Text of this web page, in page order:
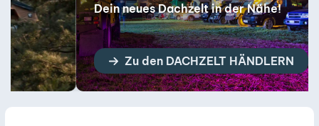
Dein neues Dachzelt in der Nähe!
Zu den DACHZELT HÄNDLERN